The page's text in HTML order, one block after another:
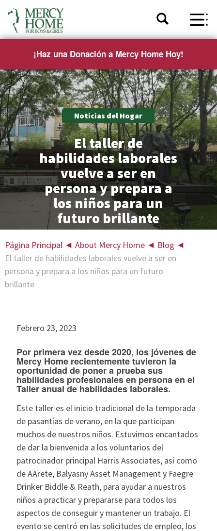
¡Haz una Donación a Mercy Home Hoy!
Noticias del Hogar
El taller de
habilidades laborales
vuelve a ser en
persona y prepara a
los niños para un
futuro brillante
Página Principal ◄ About Mercy Home ◄ Blog ◄
El taller de habilidades laborales vuelve a ser en
persona y prepara a los niños para un futuro
brillante
Febrero 23, 2023
Por primera vez desde 2020, los jóvenes de
Mercy Home recientemente tuvieron la
oportunidad de poner a prueba sus
habilidades profesionales en persona en el
Taller anual de habilidades laborales.
Este taller es el inicio tradicional de la temporada
de pasantías de verano, en la que participan
muchos de nuestros niños. Estuvimos encantados
de dar la bienvenida a los voluntarios del
patrocinador principal Harris Associates, así como
de AArete, Balyasny Asset Management y Faegre
Drinker Biddle & Reath, para ayudar a nuestros
niños a practicar y prepararse para todos los
aspectos de conseguir y mantener un trabajo. El
evento se centró en las solicitudes de empleo, los